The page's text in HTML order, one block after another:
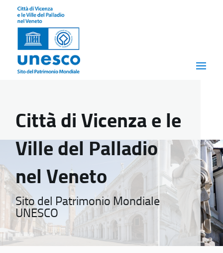
Città di Vicenza e le
Ville del Palladio
nel Veneto
Sito del Patrimonio Mondiale
UNESCO